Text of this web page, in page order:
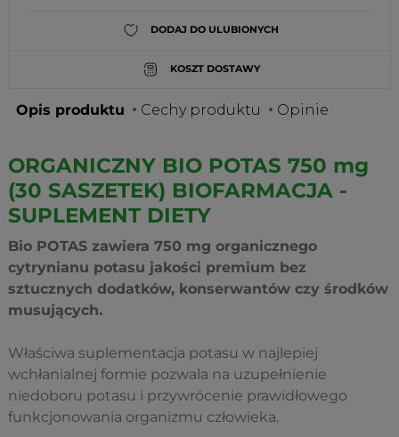
DODAJ DO ULUBIONYCH
KOSZT DOSTAWY
Opis produktu Cechy produktu Opinie
ORGANICZNY BIO POTAS 750 mg
(30 SASZETEK) BIOFARMACJA -
SUPLEMENT DIETY
Bio POTAS zawiera 750 mg organicznego
cytrynianu potasu jakości premium bez
sztucznych dodatków, konserwantów czy środków
musujących.
Właściwa suplementacja potasu w najlepiej
wchłanialnej formie pozwala na uzupełnienie
niedoboru potasu i przywrócenie prawidłowego
funkcjonowania organizmu człowieka.